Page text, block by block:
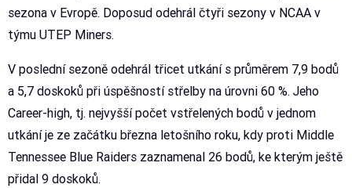
sezona v Evropě. Doposud odehrál čtyři sezony v NCAA v
týmu UTEP Miners.
V poslední sezoně odehrál třicet utkání s průměrem 7,9 bodů
a 5,7 doskoků při úspěšností střelby na úrovni 60 %. Jeho
Career-high, tj. nejvyšší počet vstřelených bodů v jednom
utkání je ze začátku března letošního roku, kdy proti Middle
Tennessee Blue Raiders zaznamenal 26 bodů, ke kterým ještě
přidal 9 doskoků.